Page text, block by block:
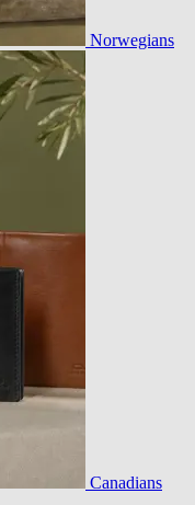
Norwegians
Canadians